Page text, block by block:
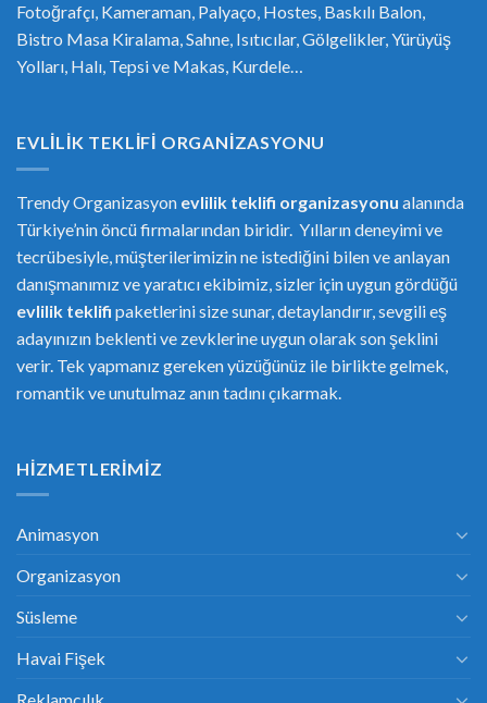
Fotoğrafçı, Kameraman, Palyaço, Hostes, Baskılı Balon,
Bistro Masa Kiralama, Sahne, Isıtıcılar, Gölgelikler, Yürüyüş
Yolları, Halı, Tepsi ve Makas, Kurdele…
EVLILIK TEKLIFI ORGANIZASYONU
Trendy Organizasyon evlilik teklifi organizasyonu alanında
Türkiye’nin öncü firmalarından biridir. Yılların deneyimi ve
tecrübesiyle, müşterilerimizin ne istediğini bilen ve anlayan
danışmanımız ve yaratıcı ekibimiz, sizler için uygun gördüğü
evlilik teklifi paketlerini size sunar, detaylandırır, sevgili eş
adayınızın beklenti ve zevklerine uygun olarak son şeklini
verir. Tek yapmanız gereken yüzüğünüz ile birlikte gelmek,
romantik ve unutulmaz anın tadını çıkarmak.
HIZMETLERIMIZ
Animasyon
Organizasyon
Süsleme
Havai Fişek